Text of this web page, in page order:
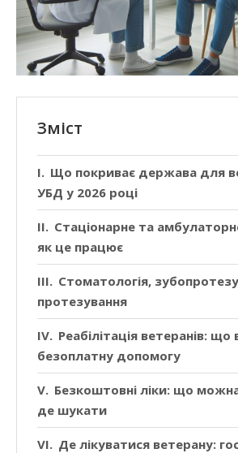
Зміст
Що покриває держава для
УБД у 2026 році
Стаціонарне та
як це працює
Стоматологія,
протезування
Реабілітація ветеранів:
безоплатну допомогу
Безкоштовні ліки: що
де шукати
Де лікуватися ветерану: